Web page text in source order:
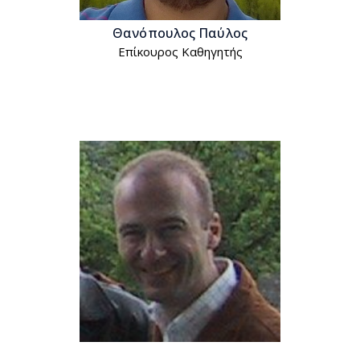
Θανόπουλος Παύλος
Επίκουρος Kαθηγητής